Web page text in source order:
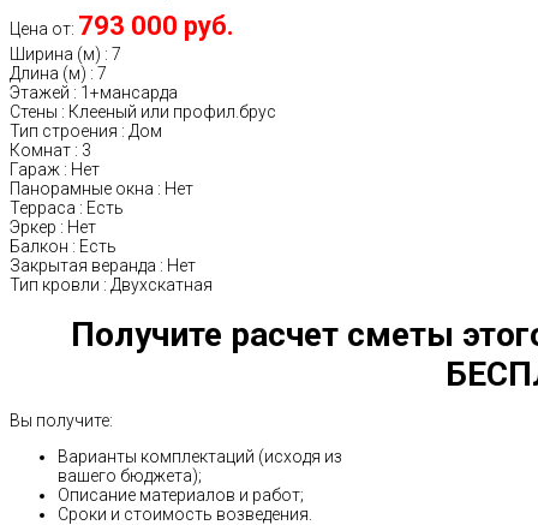
Цена от: 793 000 руб.
Ширина (м) : 7
Длина (м) : 7
Этажей : 1+мансарда
Стены : Клееный или профил.брус
Тип строения : Дом
Комнат : 3
Гараж : Нет
Панорамные окна : Нет
Терраса : Есть
Эркер : Нет
Балкон : Есть
Закрытая веранда : Нет
Тип кровли : Двухскатная
Получите расчет сметы
Вы получите:
Варианты комплектаций (исходя из
вашего бюджета);
Описание материалов и работ;
Сроки и стоимость возведения.